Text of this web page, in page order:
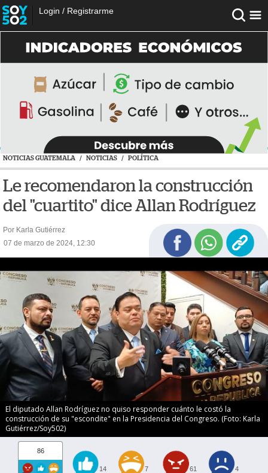
Login / Registrarme
NOTICIAS GUATEMALA / NOTICIAS / POLÍTICA
Le recomendaron la construcción
del "cuartito" dice Allan Rodríguez
Por Karla Gutiérrez
07 de marzo de 2024, 12:30
El diputado Allan Rodríguez no quiso responder cuánto le costó la
construcción de su "escondite" en la Presidencia del Congreso. (Foto: Karla
Gutiérrez/Soy502)
86
14 7 61 4